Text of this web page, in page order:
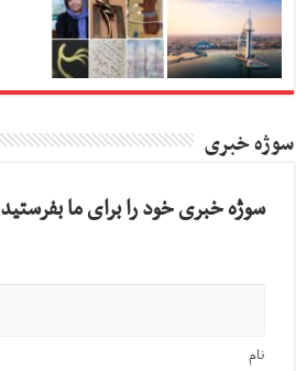
سوژه خبری
سوژه خبری خود را برای ما بفرستید
نام